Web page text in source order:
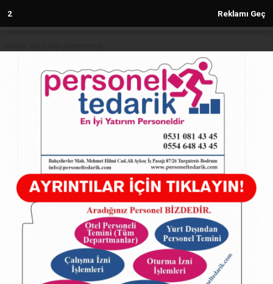
1 Reklamı Geç
Anasayfa
İmamoğlu'ndan iktidara 'Teğmen'
tepkisi! Söğüt'ten kınadı!
08.09.2024 - 18:29, Güncelleme: 08.09.2024 - 18:29
5246+ kez okundu.
ABONE OL